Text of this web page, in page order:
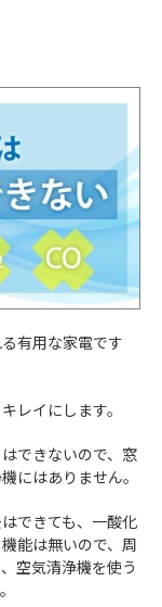
有用な家電です
レイにします。
できないので、窓
にはありません。
できても、一酸化
能は無いので、周
空気清浄機を使う